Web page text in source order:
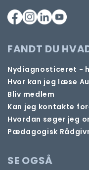
FANDT DU
Nydiagnosticeret -
Hvor kan jeg læse
Bliv medlem
Kan jeg kontakte
Hvordan søger jeg
Pædagogisk
SE OGSÅ